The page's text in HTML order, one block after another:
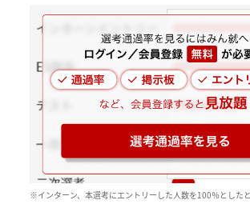
※インターン、本選考にエントリーした人数を100％としたと